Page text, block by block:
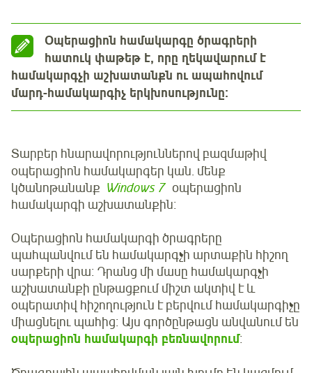
Օպերացիոն համակարգը ծրագրերի
հատուկ փաթեթ է, որը ղեկավարում է
համակարգչի աշխատանքն ու ապահովում
մարդ-համակարգիչ երկխոսությունը։
Տարբեր հնարավորություններով բազմաթիվ
օպերացիոն համակարգեր կան. մենք
կծանոթանանք Windows 7 օպերացիոն
համակարգի աշխատանքին։
Օպերացիոն համակարգի ծրագրերը
պահպանվում են համակարգչի արտաքին հիշող
սարքերի վրա։ Դրանց մի մասը համակարգչի
աշխատանքի ընթացքում միշտ ակտիվ է և
օպերատիվ հիշողություն է բերվում համակարգիչը
միացնելու պահից։ Այս գործընթացն անվանում են
օպերացիոն համակարգի բեռնավորում։